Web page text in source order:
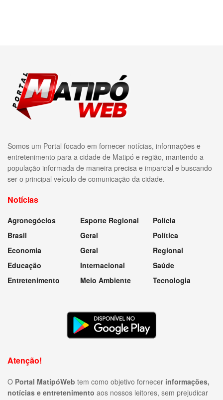
Somos um Portal focado em fornecer notícias, informações e
entretenimento para a cidade de Matipó e região, mantendo a
população informada de maneira precisa e imparcial e buscando
ser o principal veículo de comunicação da cidade.
Notícias
Agronegócios
Brasil
Economia
Educação
Entretenimento
Esporte Regional
Geral
Geral
Internacional
Meio Ambiente
Polícia
Política
Regional
Saúde
Tecnologia
Atenção!
O Portal MatipóWeb tem como objetivo fornecer informações,
notícias e entretenimento aos nossos leitores, sem prejudicar